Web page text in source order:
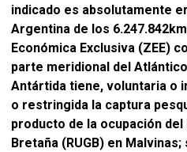
indicado es absolutamente
Argentina de los
Económica Exclusiva (ZEE)
parte meridional del
Antártida tiene, voluntaria o
o restringida la captura
producto de la ocupación del
Bretaña (RUGB) en